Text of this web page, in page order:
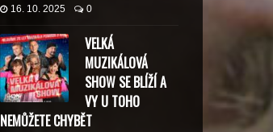
16. 10. 2025 0
VELKÁ
MUZIKÁLOVÁ
SHOW SE BLÍŽÍ A
VY U TOHO
NEMŮŽETE CHYBĚT